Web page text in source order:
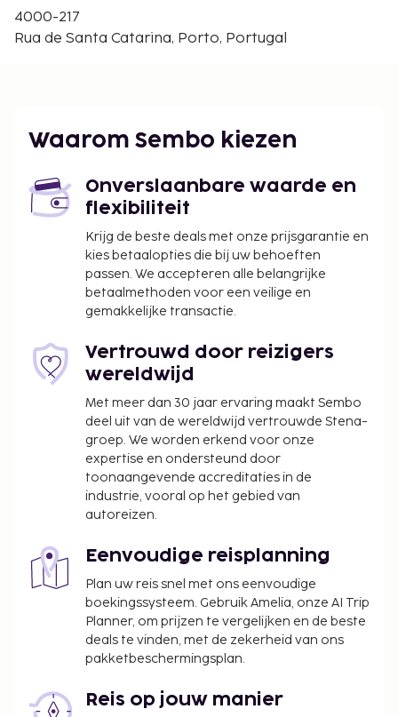
De dichtsbijzijnde luchthaven is Porto (OPO-Dr.
Francisco de Sa Carneiro) - 17,8 km
De stad heft de volgende belasting: EUR 3.00
nachten. Deze belasting is niet van toepassing
op kinderen die jonger zijn dan 13 jaar.
We hebben alle kosten vermeld die de
accommodatie aan ons heeft doorgegeven.
4000-217
Rua de Santa Catarina, Porto, Portugal
Waarom Sembo kiezen
Onverslaanbare waarde en
flexibiliteit
Krijg de beste deals met onze prijsgarantie en
kies betaalopties die bij uw behoeften
passen. We accepteren alle belangrijke
betaalmethoden voor een veilige en
gemakkelijke transactie.
Vertrouwd door reizigers
wereldwijd
Met meer dan 30 jaar ervaring maakt Sembo
deel uit van de wereldwijd vertrouwde Stena-
groep. We worden erkend voor onze
expertise en ondersteund door
toonaangevende accreditaties in de
industrie, vooral op het gebied van
autoreizen.
Eenvoudige reisplanning
Plan uw reis snel met ons eenvoudige
boekingssysteem. Gebruik Amelia, onze AI Trip
Planner, om prijzen te vergelijken en de beste
deals te vinden, met de zekerheid van ons
pakketbeschermingsplan.
Reis op jouw manier